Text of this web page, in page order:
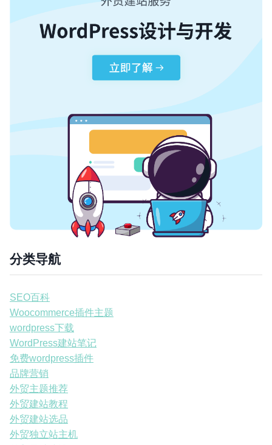
分类导航
SEO百科
Woocommerce插件主题
wordpress下载
WordPress建站笔记
免费wordpress插件
品牌营销
外贸主题推荐
外贸建站教程
外贸建站选品
外贸独立站主机